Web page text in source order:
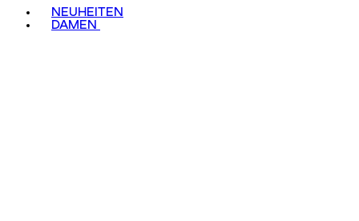
NEUHEITEN
DAMEN